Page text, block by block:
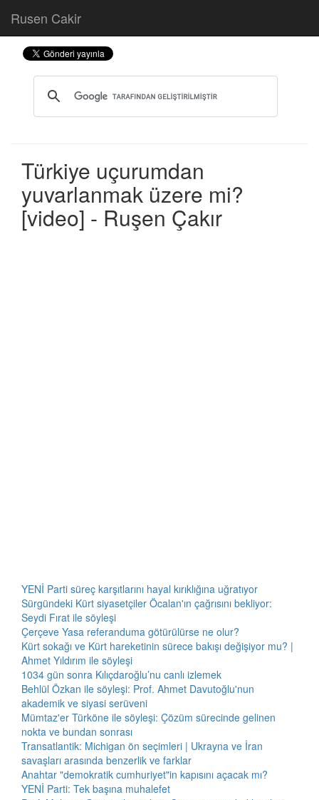
Rusen Cakir
Türkiye uçurumdan
yuvarlanmak üzere mi?
[video] - Ruşen Çakır
YENİ Parti süreç karşıtlarını hayal kırıklığına uğratıyor
Sürgündeki Kürt siyasetçiler Öcalan'ın çağrısını bekliyor:
Seydi Fırat ile söyleşi
Çerçeve Yasa referanduma götürülürse ne olur?
Kürt sokağı ve Kürt hareketinin sürece bakışı değişiyor mu? |
Ahmet Yıldırım ile söyleşi
1034 gün sonra Kılıçdaroğlu’nu canlı izlemek
Behlül Özkan ile söyleşi: Prof. Ahmet Davutoğlu'nun
akademik ve siyasi serüveni
Mümtaz'er Türköne ile söyleşi: Çözüm sürecinde gelinen
nokta ve bundan sonrası
Transatlantik: Michigan ön seçimleri | Ukrayna ve İran
savaşları arasında benzerlik ve farklar
Anahtar "demokratik cumhuriyet"in kapısını açacak mı?
YENİ Parti: Tek başına muhalefet